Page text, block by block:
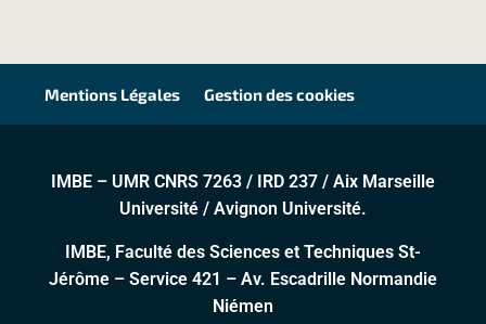
Mentions Légales Gestion des cookies
IMBE – UMR CNRS 7263 / IRD 237 / Aix Marseille
Université / Avignon Université.
IMBE, Faculté des Sciences et Techniques St-
Jérôme – Service 421 – Av. Escadrille Normandie
Niémen